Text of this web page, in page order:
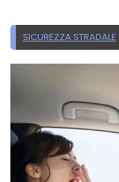
SICUREZZA STRADALE